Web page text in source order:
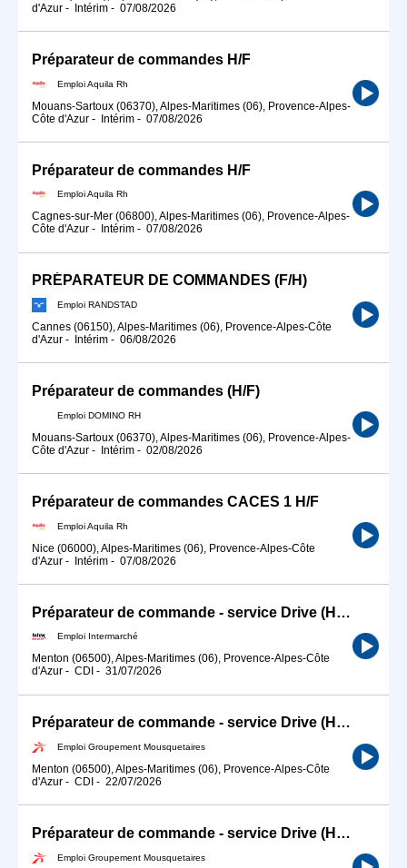
d'Azur - Intérim - 07/08/2026
Préparateur de commandes H/F
Emploi Aquila Rh
Mouans-Sartoux (06370), Alpes-Maritimes (06), Provence-Alpes-
Côte d'Azur - Intérim - 07/08/2026
Préparateur de commandes H/F
Emploi Aquila Rh
Cagnes-sur-Mer (06800), Alpes-Maritimes (06), Provence-Alpes-
Côte d'Azur - Intérim - 07/08/2026
PRÉPARATEUR DE COMMANDES (F/H)
Emploi RANDSTAD
Cannes (06150), Alpes-Maritimes (06), Provence-Alpes-Côte
d'Azur - Intérim - 06/08/2026
Préparateur de commandes (H/F)
Emploi DOMINO RH
Mouans-Sartoux (06370), Alpes-Maritimes (06), Provence-Alpes-
Côte d'Azur - Intérim - 02/08/2026
Préparateur de commandes CACES 1 H/F
Emploi Aquila Rh
Nice (06000), Alpes-Maritimes (06), Provence-Alpes-Côte
d'Azur - Intérim - 07/08/2026
Préparateur de commande - service Drive (H/F)
Emploi Intermarché
Menton (06500), Alpes-Maritimes (06), Provence-Alpes-Côte
d'Azur - CDI - 31/07/2026
Préparateur de commande - service Drive (H/F)
Emploi Groupement Mousquetaires
Menton (06500), Alpes-Maritimes (06), Provence-Alpes-Côte
d'Azur - CDI - 22/07/2026
Préparateur de commande - service Drive (H/F)
Emploi Groupement Mousquetaires